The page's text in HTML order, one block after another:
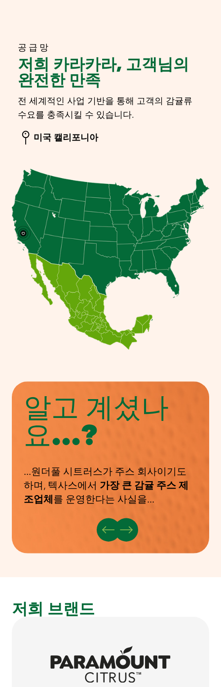
공급망
저희 카라카라, 고객님의
완전한 만족
전 세계적인 사업 기반을 통해 고객의 감귤류
수요를 충족시킬 수 있습니다.
미국 캘리포니아
알고 계셨나
요...?
...원더풀 시트러스가 주스 회사이기도
하며, 텍사스에서 가장 큰 감귤 주스 제
조업체를 운영한다는 사실을...
저희 브랜드